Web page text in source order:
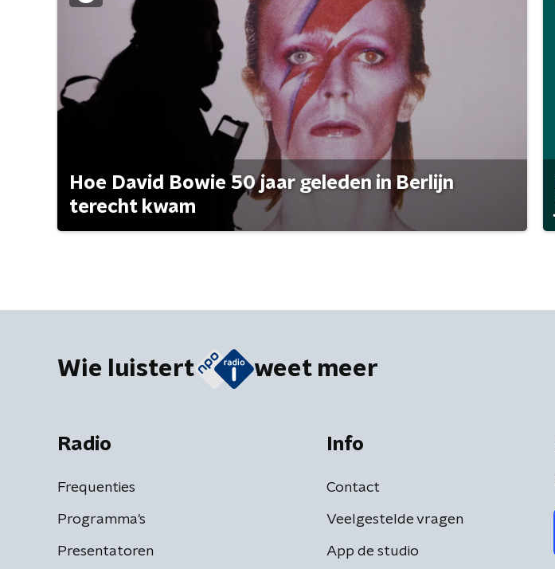
Hoe David Bowie 50 jaar geleden in Berlijn
terecht kwam
Wie luistert weet meer
Radio
Frequenties
Programma's
Presentatoren
Info
Contact
Veelgestelde vragen
App de studio